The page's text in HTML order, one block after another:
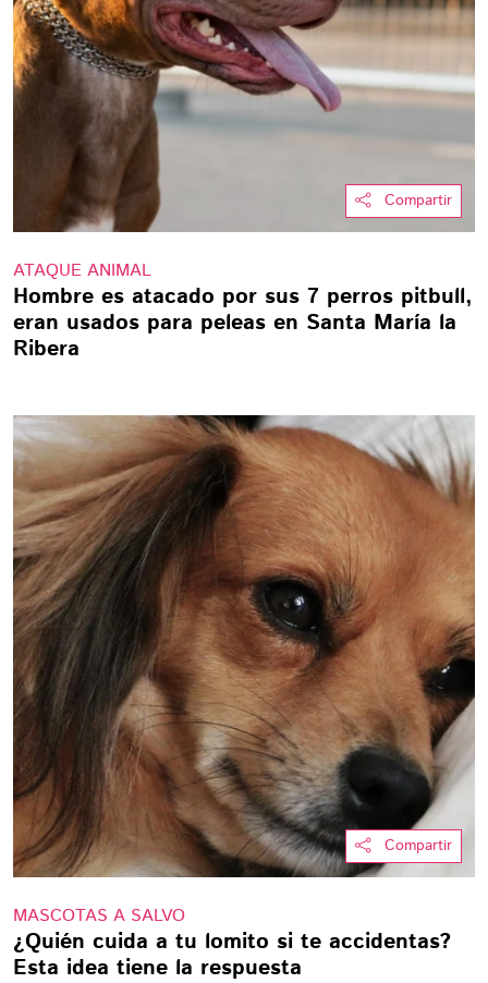
Compartir
ATAQUE ANIMAL
Hombre es atacado por sus 7 perros pitbull,
eran usados para peleas en Santa María la
Ribera
Compartir
MASCOTAS A SALVO
¿Quién cuida a tu lomito si te accidentas?
Esta idea tiene la respuesta